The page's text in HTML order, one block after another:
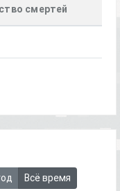
смертей
Всё время